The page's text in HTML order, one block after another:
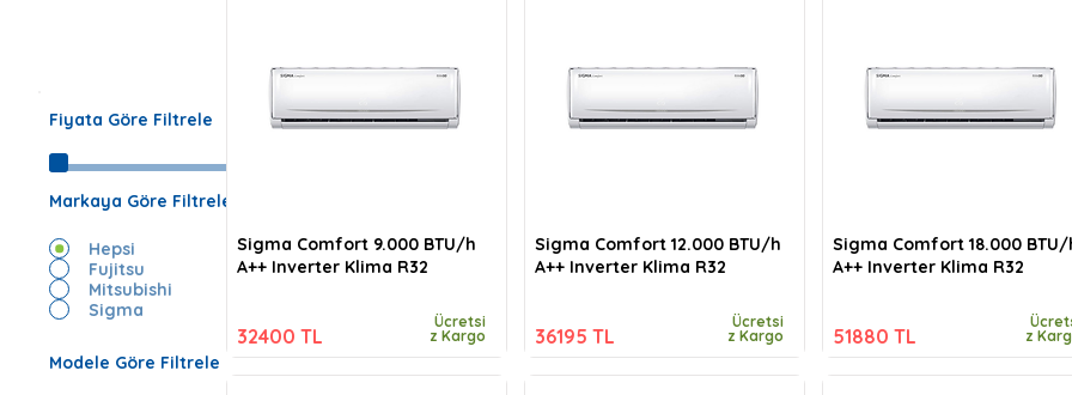
Fiyata Göre Filtrele
Markaya Göre Filtrele
Hepsi
Fujitsu
Mitsubishi
Sigma
Modele Göre Filtrele
Sigma Comfort 9.000 BTU/h
A++ Inverter Klima R32
32400 TL
Ücretsi
z Kargo
Sigma Comfort 12.000 BTU/h
A++ Inverter Klima R32
36195 TL
Ücretsi
z Kargo
Sigma Comfort 18.000 BTU/
A++ Inverter Klima R32
51880 TL
z